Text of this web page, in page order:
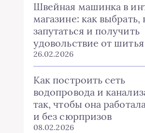
Швейная машинка в
магазине: как выбрать,
запутаться и получить
удовольствие от шитья
26.02.2026
Как построить сеть
водопровода и
так, чтобы она
и без сюрпризов
08.02.2026